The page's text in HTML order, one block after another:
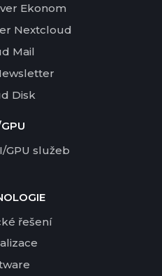
Ekonom
Nextcloud
Mail
Disk
GPU služeb
řešení